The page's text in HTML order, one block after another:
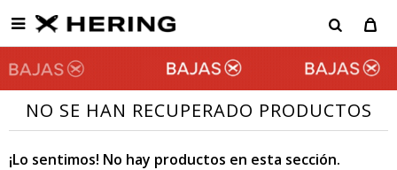

NO SE HAN RECUPERADO PRODUCTOS
¡Lo sentimos! No hay productos en esta sección.